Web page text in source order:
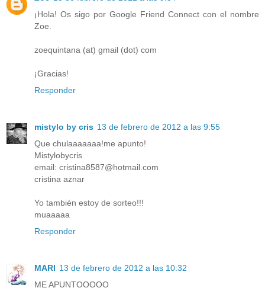
¡Hola! Os sigo por Google Friend Connect con el nombre
Zoe.
zoequintana (at) gmail (dot) com
¡Gracias!
Responder
mistylo by cris 13 de febrero de 2012 a las 9:55
Que chulaaaaaaa!me apunto!
Mistylobycris
email: cristina8587@hotmail.com
cristina aznar
Yo también estoy de sorteo!!!
muaaaaa
Responder
MARI 13 de febrero de 2012 a las 10:32
ME APUNTOOOOO